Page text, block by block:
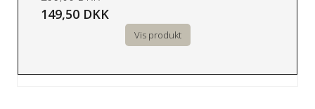
149,50 DKK
Vis produkt